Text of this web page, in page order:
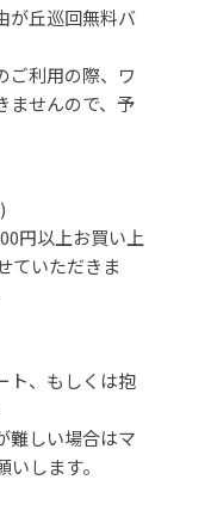
が丘巡回無料バ
ご利用の際、ワ
ませんので、予
円以上お買い上
ていただきま
ト、もしくは抱
難しい場合はマ
します。